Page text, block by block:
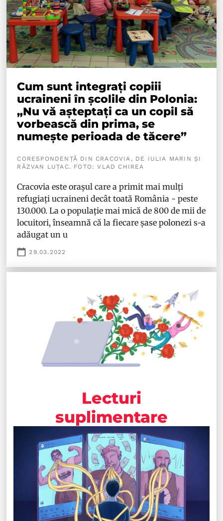
Cum sunt integrați copiii
ucraineni în școlile din Polonia:
„Nu vă așteptați ca un copil să
vorbească din prima, se
numește perioada de tăcere”
CORESPONDENȚĂ DIN CRACOVIA, DE IULIA MARIN ȘI
RĂZVAN LUȚAC. FOTO: VLAD CHIREA
Cracovia este orașul care a primit mai mulți
refugiați ucraineni decât toată România - peste
130.000. La o populație mai mică de 800 de mii de
locuitori, înseamnă că la fiecare șase polonezi s-a
adăugat un u
29.03.2022
Lecturi
suplimentare